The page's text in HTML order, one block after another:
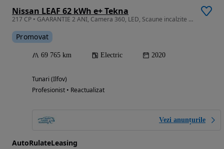
Nissan LEAF 62 kWh e+ Tekna
217 CP • GAARANTIE 2 ANI, Camera 360, LED, Scaune incalzite fata-spate
Promovat
69 765 km Electric 2020
Tunari (Ilfov)
Profesionist • Reactualizat
Vezi anunțurile
AutoRulateLeasing